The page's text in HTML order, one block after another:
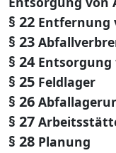
§ 22 Entfernung
§ 23
§ 24
§ 25 Feldlager
§ 26
§ 27
§ 28 Planung